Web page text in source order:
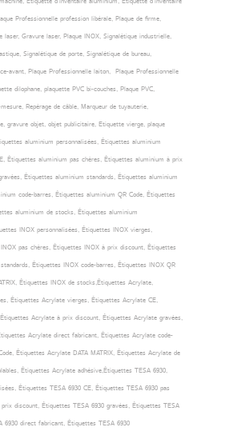
Professionnelle profession libérale, Plaque de firme,
laser, Gravure laser, Plaque INOX, Signalétique industrielle,
Signalétique de porte, Signalétique de bureau,
avant, Plaque Professionnelle laiton, Plaque Professionnelle
dilophane, plaquette PVC bi-couches, Plaque PVC,
Repérage de câble, Marqueur de tuyauterie,
gravure objet, objet publicitaire, Etiquette vierge, plaque
aluminium personnalisées, Étiquettes aluminium
Étiquettes aluminium pas chères, Étiquettes aluminium à prix
Étiquettes aluminium standards, Étiquettes aluminium
code-barres, Étiquettes aluminium QR Code, Étiquettes
aluminium de stocks, Étiquettes aluminium
INOX personnalisées, Étiquettes INOX vierges,
pas chères, Étiquettes INOX à prix discount, Étiquettes
Étiquettes INOX code-barres, Étiquettes INOX QR
Étiquettes INOX de stocks,Étiquettes Acrylate,
Étiquettes Acrylate vierges, Étiquettes Acrylate CE,
Acrylate à prix discount, Étiquettes Acrylate gravées,
Acrylate direct fabricant, Étiquettes Acrylate code-
Étiquettes Acrylate DATA MATRIX, Étiquettes Acrylate de
Étiquettes Acrylate adhésive,Étiquettes TESA 6930,
Étiquettes TESA 6930 CE, Étiquettes TESA 6930 pas
discount, Étiquettes TESA 6930 gravées, Étiquettes TESA
6930 direct fabricant, Étiquettes TESA 6930